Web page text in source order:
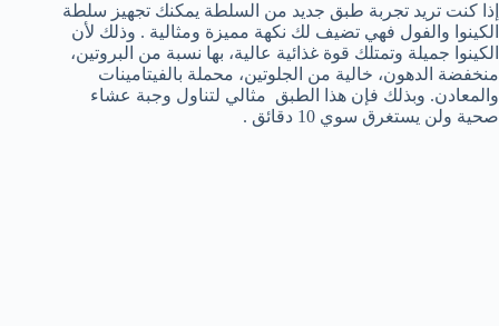
إذا كنت تريد تجربة طبق جديد من السلطة يمكنك تجهيز سلطة
الكينوا والفول فهي تضيف لك نكهة مميزة ومثالية . وذلك لأن
الكينوا جميلة وتمتلك قوة غذائية عالية، بها نسبة من البروتين،
منخفضة الدهون، خالية من الجلوتين، محملة بالفيتامينات
والمعادن. وبذلك فإن هذا الطبق مثالي لتناول وجبة عشاء
صحية ولن يستغرق سوي 10 دقائق .